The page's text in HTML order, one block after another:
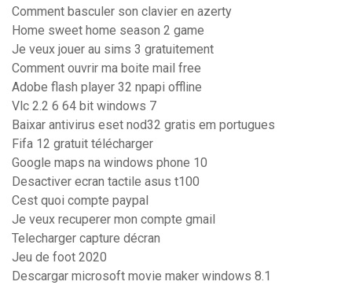
Comment basculer son clavier en azerty
Home sweet home season 2 game
Je veux jouer au sims 3 gratuitement
Comment ouvrir ma boite mail free
Adobe flash player 32 npapi offline
Vlc 2.2 6 64 bit windows 7
Baixar antivirus eset nod32 gratis em portugues
Fifa 12 gratuit télécharger
Google maps na windows phone 10
Desactiver ecran tactile asus t100
Cest quoi compte paypal
Je veux recuperer mon compte gmail
Telecharger capture décran
Jeu de foot 2020
Descargar microsoft movie maker windows 8.1